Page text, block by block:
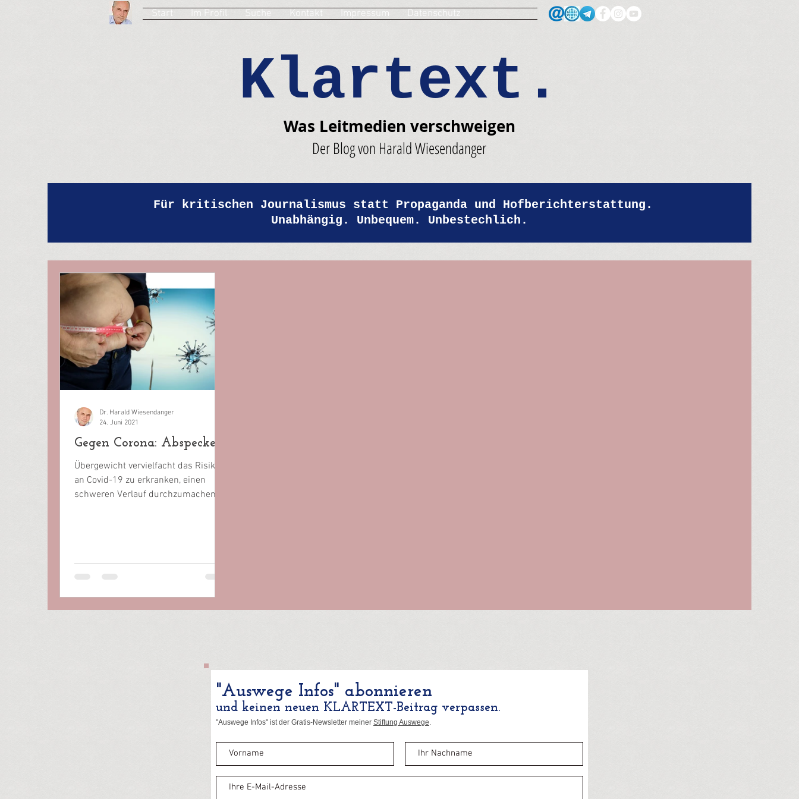
Start Im Profil Suche Kontakt Impressum Datenschutz
Klartext.
Was Leitmedien verschweigen
Der Blog von Harald Wiesendanger
Für kritischen Journalismus statt Propaganda und Hofberichterstattung.
Unabhängig. Unbequem. Unbestechlich.
Gegen Corona: Abspecken!
Übergewicht vervielfacht das Risiko,
an Covid-19 zu erkranken, einen
schweren Verlauf durchzumachen,
Dr. Harald Wiesendanger
24. Juni 2021
"Auswege Infos" abonnieren
und keinen neuen KLARTEXT-Beitrag verpassen.
"Auswege Infos" ist der Gratis-Newsletter meiner Stiftung Auswege